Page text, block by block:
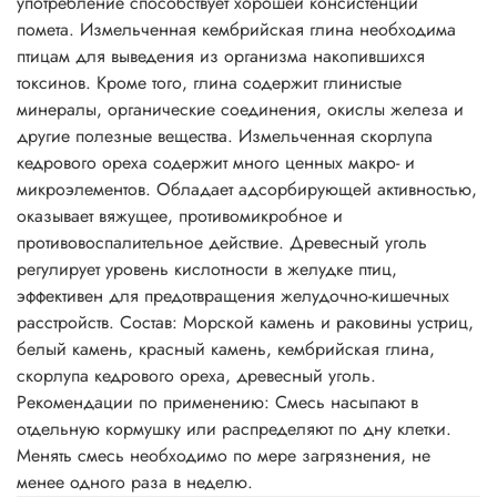
помета. Измельченная кембрийская глина необходима
птицам для выведения из организма накопившихся
токсинов. Кроме того, глина содержит глинистые
минералы, органические соединения, окислы железа и
другие полезные вещества. Измельченная скорлупа
кедрового ореха содержит много ценных макро- и
микроэлементов. Обладает адсорбирующей активностью,
оказывает вяжущее, противомикробное и
противовоспалительное действие. Древесный уголь
регулирует уровень кислотности в желудке птиц,
эффективен для предотвращения желудочно-кишечных
расстройств. Состав: Морской камень и раковины устриц,
белый камень, красный камень, кембрийская глина,
скорлупа кедрового ореха, древесный уголь.
Рекомендации по применению: Смесь насыпают в
отдельную кормушку или распределяют по дну клетки.
Менять смесь необходимо по мере загрязнения, не
менее одного раза в неделю.